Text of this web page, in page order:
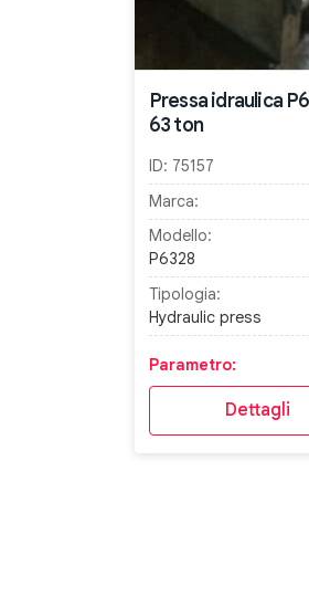
Pressa idraulica
63 ton
ID: 75157
Marca:
Modello:
P6328
Tipologia:
Hydraulic press
Parametro:
Dettagli